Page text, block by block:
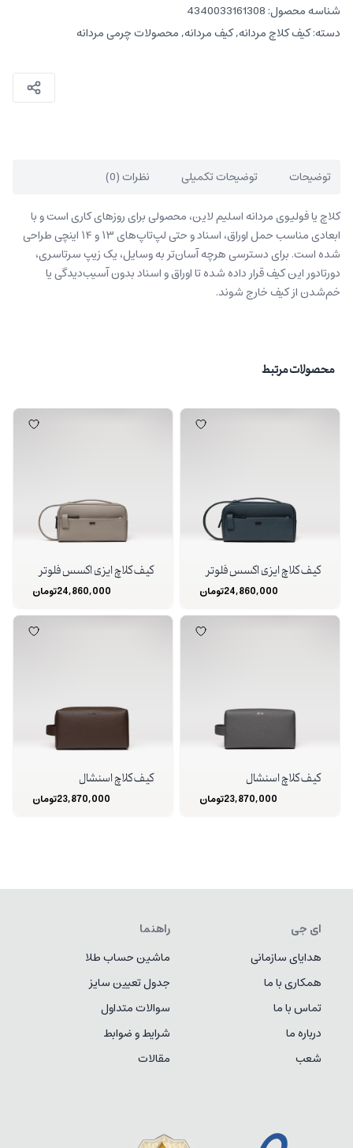
شناسه محصول: 4340033161308
دسته:کیف کلاچ مردانه,کیف مردانه,محصولات چرمی مردانه
توضیحات توضیحات تکمیلی نظرات (0)
کلاچ یا فولیوی مردانه اسلیم لاین، محصولی برای روزهای کاری است و با
ابعادی مناسب حمل اوراق، اسناد و حتی لپ‌تاپ‌های ۱۳ و ۱۴ اینچی طراحی
شده است. برای دسترسی هرچه آسان‌تر به وسایل، یک زیپ سرتاسری،
دورتادور این کیف قرار داده شده تا اوراق و اسناد بدون آسیب‌دیدگی یا
خم‌شدن از کیف خارج شوند.
محصولات مرتبط
کیف کلاچ ایزی اکسس فلوتر
24,860,000تومان
کیف کلاچ ایزی اکسس فلوتر
24,860,000تومان
کیف کلاچ اسنشال
23,870,000تومان
کیف کلاچ اسنشال
23,870,000تومان
ای جی
هدایای سازمانی
همکاری با ما
تماس با ما
درباره ما
شعب
راهنما
ماشین حساب طلا
جدول تعیین سایز
سوالات متداول
شرایط و ضوابط
مقالات